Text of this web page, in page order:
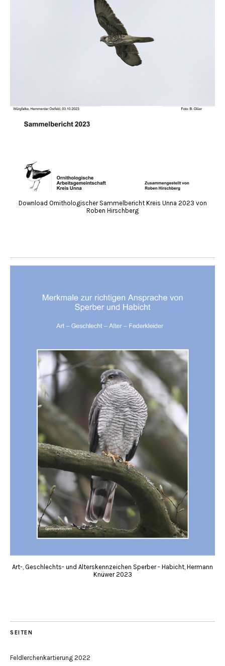
Download Ornithologischer Sammelbericht Kreis Unna 2023 von
Roben Hirschberg
Art-, Geschlechts- und Alterskennzeichen Sperber - Habicht, Hermann
Knüwer 2023
SEITEN
Feldlerchenkartierung 2022